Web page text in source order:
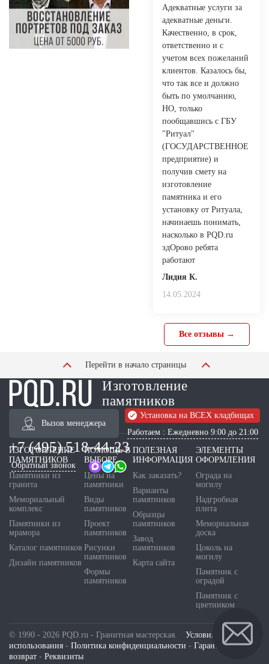
Адекватные услуги за
адекватные деньги.
Качественно, в срок,
ответственно и с
учетом всех пожеланий
клиентов. Казалось бы,
что так все и должно
быть по умолчанию,
НО, только
пообщавшись с ГБУ
"Ритуал"
(ГОСУДАРСТВЕННОЕ
предприятие) и
получив смету на
изготовление
памятника и его
установку от Ритуала,
начинаешь понимать,
насколько в PQD.ru
здОрово ребята
работают
Лидия К.
14.05.2024
Все отзывы →
Перейти в начало страницы
Изготовление
памятников
Вызов менеджера
Установка на ВСЕХ кладбищах
Работаем : Ежедневно 9:00 до 21:00
+7 (495) 518-44-23
Обратный звонок
ИЗГОТОВЛЕНИЕ
ПАМЯТНИКОВ
Памятники из
гранита
Мемориальный
комплекс
Памятники из
мрамора
Каталог памятников
Дизайн памятников
ПОМОЩЬ В
ВЫБОРЕ
Цены на
памятники
Виды
памятников
Проект
памятников
Рисунки
памятников
Формы
памятников
ПОЛЕЗНАЯ
ИНФОРМАЦИЯ
Как заказать?
Варианты
памятников
Образцы
памятников
Завод
памятников
Карта сайта
ЭЛЕМЕНТЫ
ОФОРМЛЕНИЯ
Ограда на
могилу
Надгробная
плита
Мемориальная
доска
Цоколь на
могилу
Памятник с
оградой
Памятник с
цветником
© 1990 - 2026 PQD.ru - Гранитная мастерская. Условия
использования - Политика конфиденциальности - Гарантия и
возврат - Реквизиты